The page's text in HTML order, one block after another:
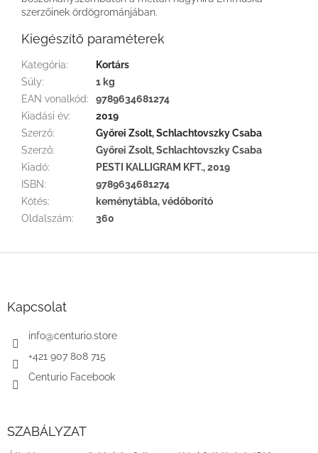
szerzőinek ördögrománjában.
Kiegészítő paraméterek
Kategória:
Kortárs
Súly:
1 kg
EAN vonalkód:
9789634681274
Kiadási év:
2019
Szerző:
Győrei Zsolt, Schlachtovszky Csaba
Szerző:
Győrei Zsolt, Schlachtovszky Csaba
Kiadó:
PESTI KALLIGRAM KFT., 2019
ISBN:
9789634681274
Kötés:
keménytábla, védőborító
Oldalszám: 360
Kapcsolat
info@centurio.store
+421 907 808 715
Centurio Facebook
SZABÁLYZAT